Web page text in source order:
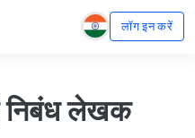
लॉग इन करें
निबंध लेखक